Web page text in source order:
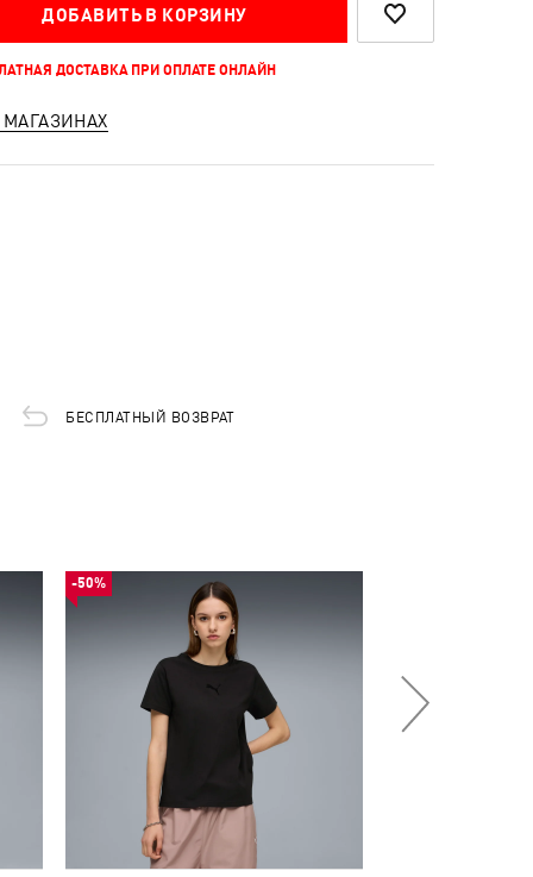
ДОБАВИТЬ В КОРЗИНУ
ДОСТАВКА ПРИ ОПЛАТЕ ОНЛАЙН
БЕСПЛАТНЫЙ ВОЗВРАТ
-50%